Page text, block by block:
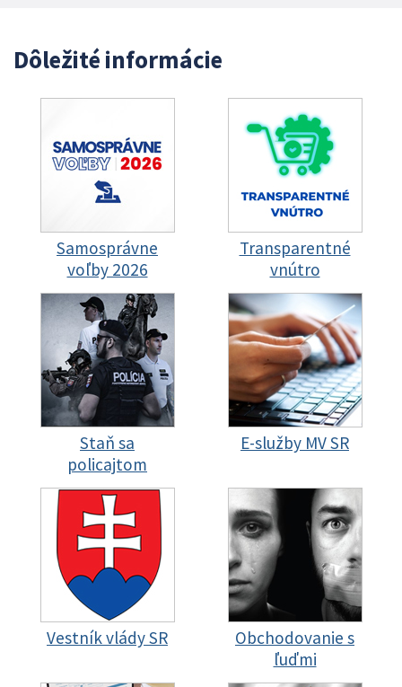
Dôležité informácie
Samosprávne
voľby 2026
Transparentné
vnútro
Staň sa
policajtom
E-služby MV SR
Vestník vlády SR
Obchodovanie s
ľuďmi